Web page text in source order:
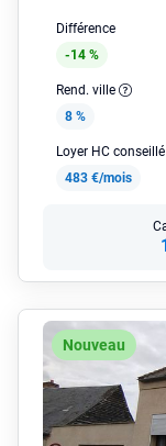
Différence
-14 %
Rend. ville
8 %
Loyer HC conseillé
483 €/mois
Nouveau